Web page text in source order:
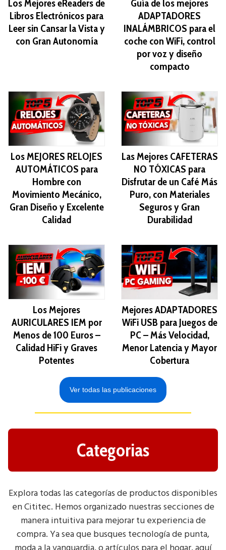
Los Mejores eReaders de
Libros Electrónicos para
Leer sin Cansar la Vista y
con Gran Autonomía
Guía de los mejores
ADAPTADORES
INALÁMBRICOS para el
coche con WiFi, control
por voz y diseño
compacto
Los MEJORES RELOJES
AUTOMÁTICOS para
Hombre con
Movimiento Mecánico,
Gran Diseño y Excelente
Calidad
Las Mejores CAFETERAS
NO TÓXICAS para
Disfrutar de un Café Más
Puro, con Materiales
Seguros y Gran
Durabilidad
Los Mejores
AURICULARES IEM por
Menos de 100 Euros –
Calidad HiFi y Graves
Potentes
Mejores ADAPTADORES
WiFi USB para Juegos de
PC – Más Velocidad,
Menor Latencia y Mayor
Cobertura
Ver todas las publicaciones
Categorias
Explora todas las categorías de productos disponibles
en Cititec. Hemos organizado nuestras secciones de
manera intuitiva para mejorar tu experiencia de
compra. Ya sea que busques tecnología de punta,